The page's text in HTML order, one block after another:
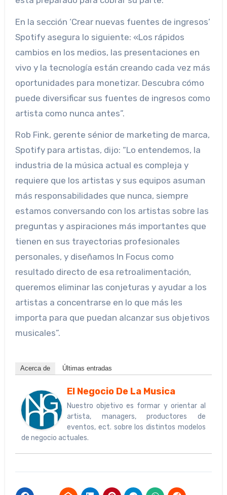
En la sección ‘Crear nuevas fuentes de ingresos’
Spotify asegura lo siguiente: «Los rápidos
cambios en los medios, las presentaciones en
vivo y la tecnología están creando cada vez más
oportunidades para monetizar. Descubra cómo
puede diversificar sus fuentes de ingresos como
artista como nunca antes”.
Rob Fink, gerente sénior de marketing de marca,
Spotify para artistas, dijo: “Lo entendemos, la
industria de la música actual es compleja y
requiere que los artistas y sus equipos asuman
más responsabilidades que nunca, siempre
estamos conversando con los artistas sobre las
preguntas y aspiraciones más importantes que
tienen en sus trayectorias profesionales
personales, y diseñamos In Focus como
resultado directo de esa retroalimentación,
queremos eliminar las conjeturas y ayudar a los
artistas a concentrarse en lo que más les
importa para que puedan alcanzar sus objetivos
musicales”.
Acerca de Últimas entradas
El Negocio De La Musica
Nuestro objetivo es formar y orientar al
artista, managers, productores de
eventos, ect. sobre los distintos modelos
de negocio actuales.